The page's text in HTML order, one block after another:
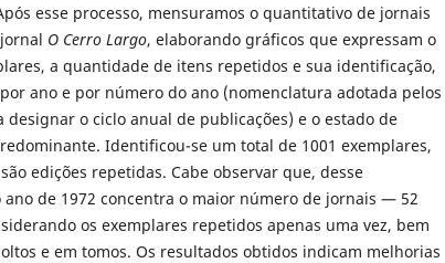
esse processo, mensuramos o quantitativo de jornais
O Cerro Largo, elaborando gráficos que expressam o
a quantidade de itens repetidos e sua identificação,
ano e por número do ano (nomenclatura adotada pelos
designar o ciclo anual de publicações) e o estado de
Identificou-se um total de 1001 exemplares,
edições repetidas. Cabe observar que, desse
de 1972 concentra o maior número de jornais — 52
os exemplares repetidos apenas uma vez, bem
e em tomos. Os resultados obtidos indicam melhorias